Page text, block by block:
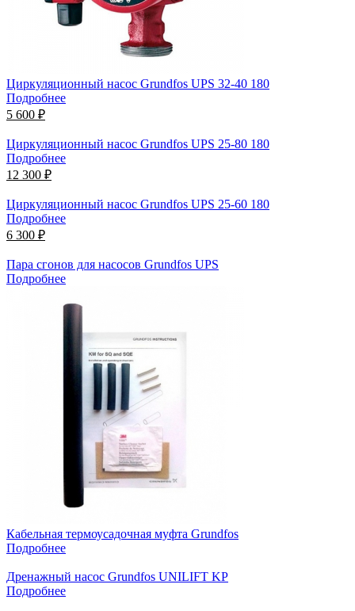
Циркуляционный насос Grundfos UPS 32-40 180
Подробнее
5 600 ₽
Циркуляционный насос Grundfos UPS 25-80 180
Подробнее
12 300 ₽
Циркуляционный насос Grundfos UPS 25-60 180
Подробнее
6 300 ₽
Пара сгонов для насосов Grundfos UPS
Подробнее
Кабельная термоусадочная муфта Grundfos
Подробнее
Дренажный насос Grundfos UNILIFT KP
Подробнее